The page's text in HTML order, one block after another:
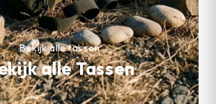
alle Tassen
Bekijk alle tassen